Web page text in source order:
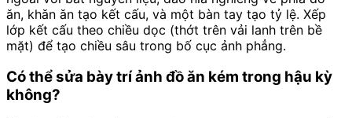
ăn, khăn ăn tạo kết cấu, và một bàn tay tạo tỷ lệ. Xếp
lớp kết cấu theo chiều dọc (thớt trên vải lanh trên bề
mặt) để tạo chiều sâu trong bố cục ảnh phẳng.
Có thể sửa bày trí ảnh đồ ăn kém trong hậu kỳ
không?